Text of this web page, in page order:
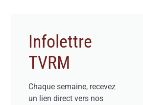
Infolettre
TVRM
Chaque semaine, recevez
un lien direct vers nos